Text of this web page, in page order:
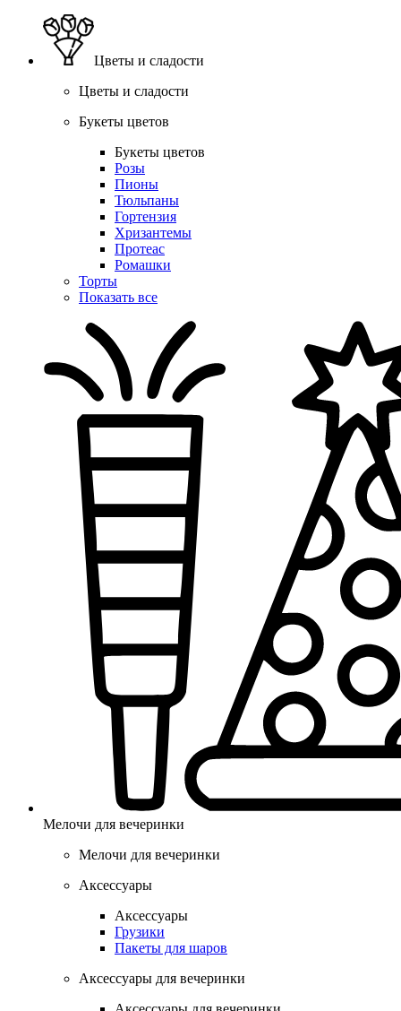
Цветы и сладости
Цветы и сладости
Букеты цветов
Букеты цветов
Розы
Пионы
Тюльпаны
Гортензия
Хризантемы
Протеас
Ромашки
Торты
Показать все
Мелочи для вечеринки
Мелочи для вечеринки
Аксессуары
Аксессуары
Грузики
Пакеты для шаров
Аксессуары для вечеринки